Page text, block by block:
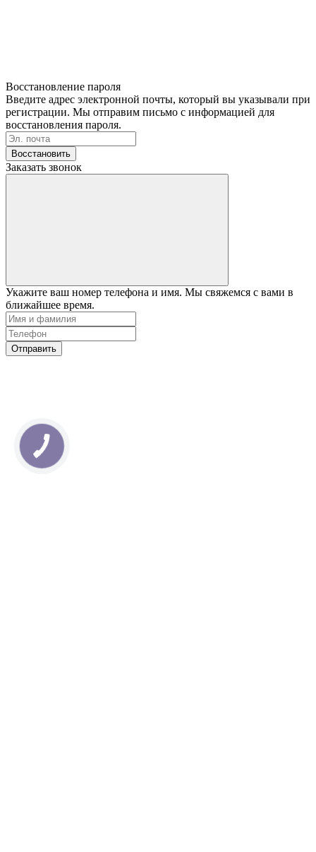
Восстановление пароля
Введите адрес электронной почты, который вы указывали при
регистрации. Мы отправим письмо с информацией для
восстановления пароля.
Восстановить
Заказать звонок
Укажите ваш номер телефона и имя. Мы свяжемся с вами в
ближайшее время.
Отправить